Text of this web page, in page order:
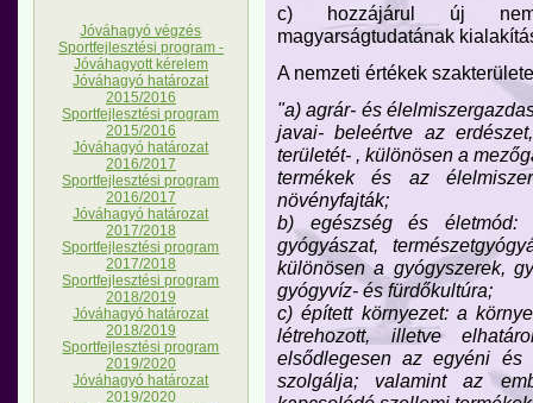
Jóváhagyó végzés
Sportfejlesztési program -
Jóváhagyott kérelem
Jóváhagyó határozat
2015/2016
Sportfejlesztési program
2015/2016
Jóváhagyó határozat
2016/2017
Sportfejlesztési program
2016/2017
Jóváhagyó határozat
2017/2018
Sportfejlesztési program
2017/2018
Sportfejlesztési program
2018/2019
Jóváhagyó határozat
2018/2019
Sportfejlesztési program
2019/2020
Jóváhagyó határozat
2019/2020
c) hozzájárul új
magyarságtudatának
A nemzeti értékek
"a) agrár- és
javai- beleértve az
területét- , különösen a
termékek és az
növényfajták;
b) egészség és
gyógyászat,
különösen a gyógyszerek,
gyógyvíz- és fürdőkultúra;
c) épített környezet: a
létrehozott, illetve
elsődlegesen az egyéni és
szolgálja; valamint az